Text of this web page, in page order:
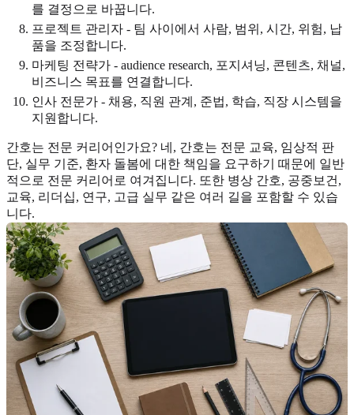
를 결정으로 바꿉니다.
프로젝트 관리자 - 팀 사이에서 사람, 범위, 시간, 위험, 납
품을 조정합니다.
마케팅 전략가 - audience research, 포지셔닝, 콘텐츠, 채널,
비즈니스 목표를 연결합니다.
인사 전문가 - 채용, 직원 관계, 준법, 학습, 직장 시스템을
지원합니다.
간호는 전문 커리어인가요? 네, 간호는 전문 교육, 임상적 판
단, 실무 기준, 환자 돌봄에 대한 책임을 요구하기 때문에 일반
적으로 전문 커리어로 여겨집니다. 또한 병상 간호, 공중보건,
교육, 리더십, 연구, 고급 실무 같은 여러 길을 포함할 수 있습
니다.